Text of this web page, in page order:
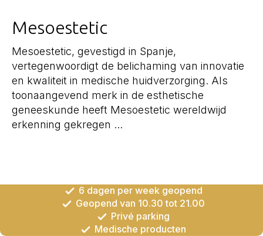
Mesoestetic
Mesoestetic, gevestigd in Spanje,
vertegenwoordigt de belichaming van innovatie
en kwaliteit in medische huidverzorging. Als
toonaangevend merk in de esthetische
geneeskunde heeft Mesoestetic wereldwijd
erkenning gekregen ...
6 dagen per week geopend
Geopend van 10.30 tot 21.00
Privé parking
Medische producten